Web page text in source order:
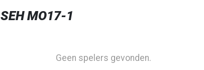
SEH MO17-1
Geen spelers gevonden.